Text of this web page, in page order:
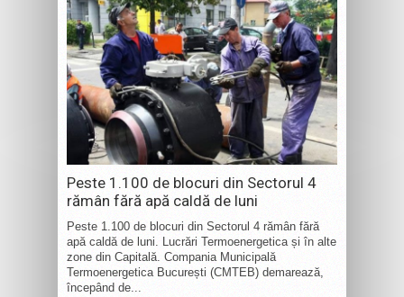
Peste 1.100 de blocuri din Sectorul 4
rămân fără apă caldă de luni
Peste 1.100 de blocuri din Sectorul 4 rămân fără
apă caldă de luni. Lucrări Termoenergetica și în alte
zone din Capitală. Compania Municipală
Termoenergetica București (CMTEB) demarează,
începând de...